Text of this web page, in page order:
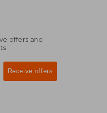
offers and